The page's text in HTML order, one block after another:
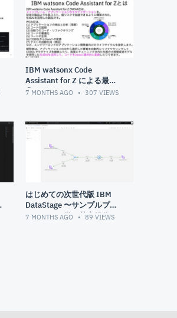
IBM watsonx Code
Assistant for Z による最適
化
7 MONTHS AGO 307 VIEWS
はじめての次世代版 IBM
DataStage 〜サンプルプロ
ジェクトで学ぶ基本操作〜
7 MONTHS AGO 89 VIEWS